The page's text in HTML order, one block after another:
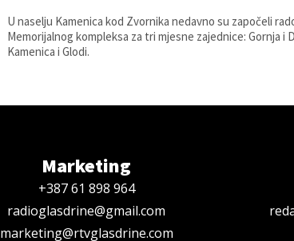
U naselju Kamenica kod Zvornika nedavno su započeli
Memorijalnog kompleksa za tri mjesne zajednice: Gornja i
Kamenica i Glodi.
Marketing
+387 61 898 964
radioglasdrine@gmail.com
marketing@rtvglasdrine.com